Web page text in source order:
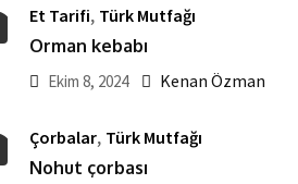
Et Tarifi, Türk Mutfağı
Orman kebabı
Ekim 8, 2024 Kenan Özman
Çorbalar, Türk Mutfağı
Nohut çorbası